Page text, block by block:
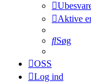
Aktive
Søg
OSS
Log ind